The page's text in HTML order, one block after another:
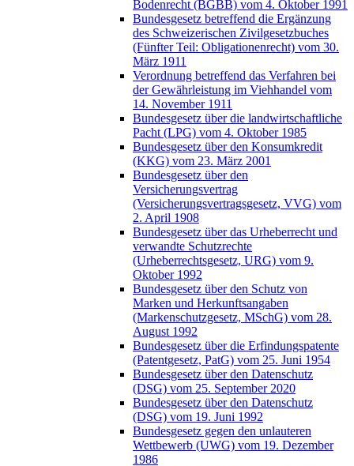
Bodenrecht (BGBB) vom 4. Oktober 1991
Bundesgesetz betreffend die Ergänzung
des Schweizerischen Zivilgesetzbuches
(Fünfter Teil: Obligationenrecht) vom 30.
März 1911
Verordnung betreffend das Verfahren bei
der Gewährleistung im Viehhandel vom
14. November 1911
Bundesgesetz über die landwirtschaftliche
Pacht (LPG) vom 4. Oktober 1985
Bundesgesetz über den Konsumkredit
(KKG) vom 23. März 2001
Bundesgesetz über den
Versicherungsvertrag
(Versicherungsvertragsgesetz, VVG) vom
2. April 1908
Bundesgesetz über das Urheberrecht und
verwandte Schutzrechte
(Urheberrechtsgesetz, URG) vom 9.
Oktober 1992
Bundesgesetz über den Schutz von
Marken und Herkunftsangaben
(Markenschutzgesetz, MSchG) vom 28.
August 1992
Bundesgesetz über die Erfindungspatente
(Patentgesetz, PatG) vom 25. Juni 1954
Bundesgesetz über den Datenschutz
(DSG) vom 25. September 2020
Bundesgesetz über den Datenschutz
(DSG) vom 19. Juni 1992
Bundesgesetz gegen den unlauteren
Wettbewerb (UWG) vom 19. Dezember
1986